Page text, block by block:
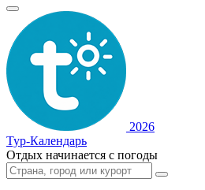
2026
Тур-Календарь
Отдых начинается с погоды